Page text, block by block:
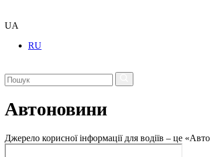
UA
RU
Автоновини
Джерело корисної інформації для водіїв – це